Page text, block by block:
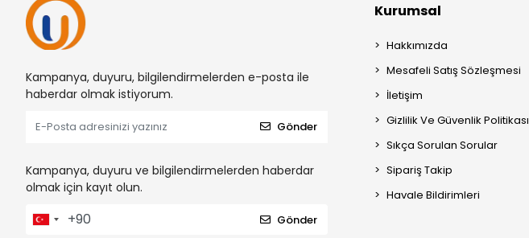
Kampanya, duyuru, bilgilendirmelerden e-posta ile
haberdar olmak istiyorum.
Gönder
Kampanya, duyuru ve bilgilendirmelerden haberdar
olmak için kayıt olun.
Gönder
Kurumsal
Hakkımızda
Mesafeli Satış Sözleşmesi
İletişim
Gizlilik Ve Güvenlik Politikası
Sıkça Sorulan Sorular
Sipariş Takip
Havale Bildirimleri